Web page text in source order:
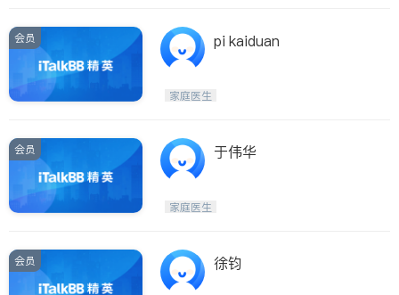
会员 pi kaiduan
家庭医生
会员 于伟华
家庭医生
会员 徐钧